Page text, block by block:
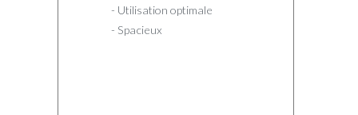
- Utilisation optimale
- Spacieux